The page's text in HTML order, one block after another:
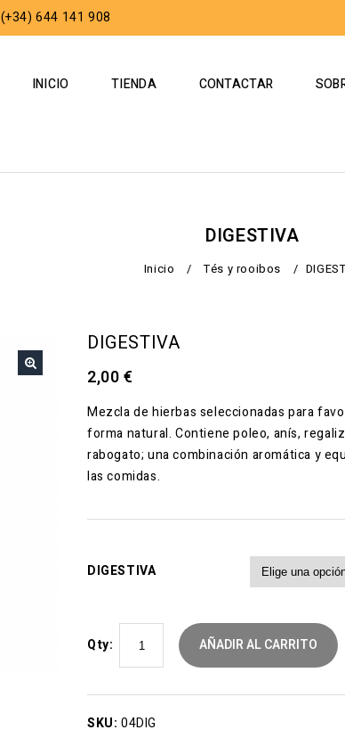
(+34) 644 141 908
INICIO TIENDA CONTACTAR
DIGESTIVA
Inicio / Tés y rooibos /
DIGESTIVA
2,00€
Mezcla de hierbas seleccionadas para
forma natural. Contiene poleo, anís,
rabogato; una combinación aromática y
las comidas.
DIGESTIVA
Qty: AÑADIR AL CARRITO
SKU: 04DIG